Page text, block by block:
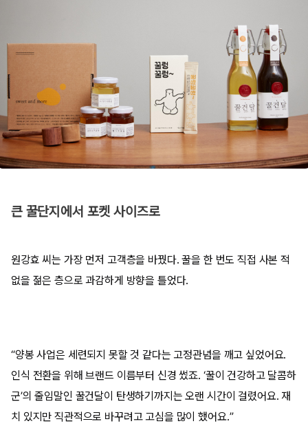
큰 꿀단지에서 포켓 사이즈로
원강효 씨는 가장 먼저 고객층을 바꿨다. 꿀을 한 번도 직접 사본 적
없을 젊은 층으로 과감하게 방향을 틀었다.
“양봉 사업은 세련되지 못할 것 같다는 고정관념을 깨고 싶었어요.
인식 전환을 위해 브랜드 이름부터 신경 썼죠. ‘꿀이 건강하고 달콤하
군’의 줄임말인 꿀건달이 탄생하기까지는 오랜 시간이 걸렸어요. 재
치 있지만 직관적으로 바꾸려고 고심을 많이 했어요.”